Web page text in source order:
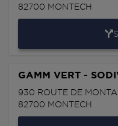
82700 MONTECH
GAMM VERT -
930 ROUTE DE
82700 MONTECH